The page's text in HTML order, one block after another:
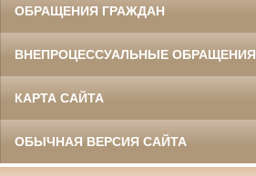
ОБРАЩЕНИЯ ГРАЖДАН
ВНЕПРОЦЕССУАЛЬНЫЕ ОБРАЩЕНИЯ
КАРТА САЙТА
ОБЫЧНАЯ ВЕРСИЯ САЙТА